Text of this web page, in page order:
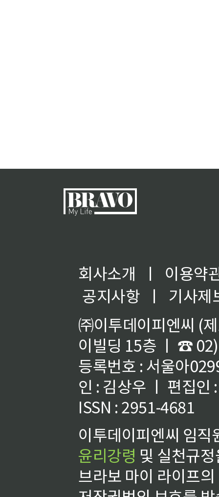
회사소개 ㅣ
이용약
공지사항
ㅣ
기사제
㈜이투데이피엔씨 (
이빌딩 15층 ㅣ ☎
등록번호 : 서울아
인 : 김상우 ㅣ 편집인
ISSN : 2951-4681
이투데이피엔씨 임
윤리강령 및 실천규
브라보 마이 라이프